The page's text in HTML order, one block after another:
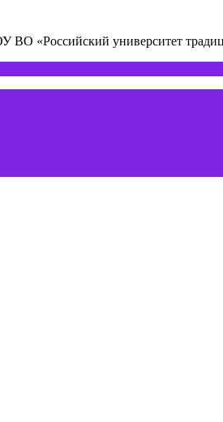
ВО «Российский университет